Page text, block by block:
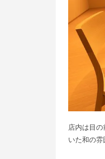
店内は目
いた和の雰